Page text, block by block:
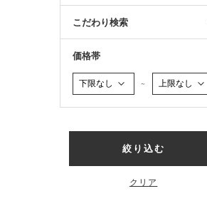
こだわり検索
価格帯
～
絞り込む
クリア